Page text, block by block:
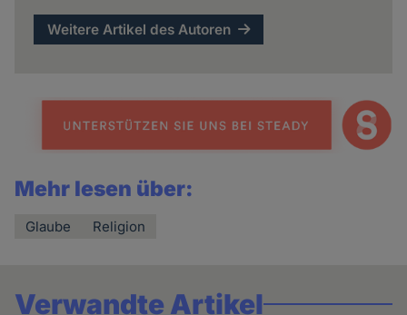
Weitere Artikel des Autoren
Mehr lesen über:
Glaube Religion
Verwandte Artikel